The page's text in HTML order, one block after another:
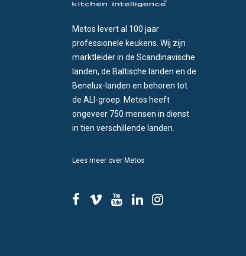
Metos levert al 100 jaar
professionele keukens. Wij zijn
marktleider in de Scandinavische
landen, de Baltische landen en de
Benelux-landen en behoren tot
de ALI-groep. Metos heeft
ongeveer 750 mensen in dienst
in tien verschillende landen.
Lees meer over Metos